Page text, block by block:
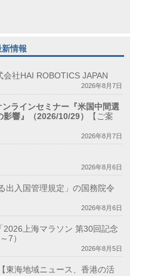
新情報
会社HAI ROBOTICS JAPAN
2026年8月7日
ラインセミナー『米国中間選
響』（2026/10/29）
【ご案
2026年8月7日
2026年8月6日
出入国管理規定」の国務院令
2026年8月6日
上海マラソン 第30回記念
7）
2026年8月5日
東海地域ニュース、香港の活